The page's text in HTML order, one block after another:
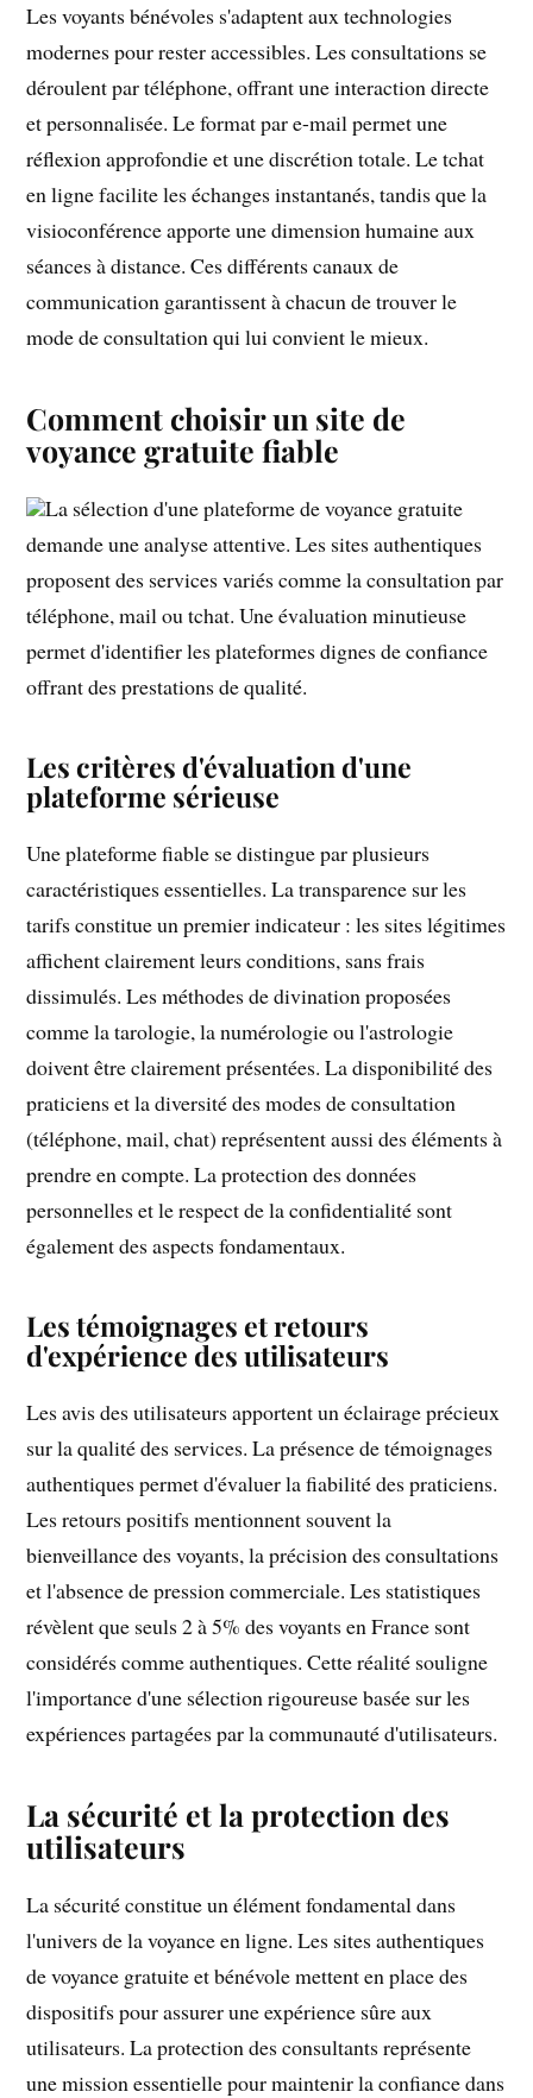
Les voyants bénévoles s'adaptent aux technologies
modernes pour rester accessibles. Les consultations se
déroulent par téléphone, offrant une interaction directe
et personnalisée. Le format par e-mail permet une
réflexion approfondie et une discrétion totale. Le tchat
en ligne facilite les échanges instantanés, tandis que la
visioconférence apporte une dimension humaine aux
séances à distance. Ces différents canaux de
communication garantissent à chacun de trouver le
mode de consultation qui lui convient le mieux.
Comment choisir un site de
voyance gratuite fiable
La sélection d'une plateforme de voyance gratuite
demande une analyse attentive. Les sites authentiques
proposent des services variés comme la consultation par
téléphone, mail ou tchat. Une évaluation minutieuse
permet d'identifier les plateformes dignes de confiance
offrant des prestations de qualité.
Les critères d'évaluation d'une
plateforme sérieuse
Une plateforme fiable se distingue par plusieurs
caractéristiques essentielles. La transparence sur les
tarifs constitue un premier indicateur : les sites légitimes
affichent clairement leurs conditions, sans frais
dissimulés. Les méthodes de divination proposées
comme la tarologie, la numérologie ou l'astrologie
doivent être clairement présentées. La disponibilité des
praticiens et la diversité des modes de consultation
(téléphone, mail, chat) représentent aussi des éléments à
prendre en compte. La protection des données
personnelles et le respect de la confidentialité sont
également des aspects fondamentaux.
Les témoignages et retours
d'expérience des utilisateurs
Les avis des utilisateurs apportent un éclairage précieux
sur la qualité des services. La présence de témoignages
authentiques permet d'évaluer la fiabilité des praticiens.
Les retours positifs mentionnent souvent la
bienveillance des voyants, la précision des consultations
et l'absence de pression commerciale. Les statistiques
révèlent que seuls 2 à 5% des voyants en France sont
considérés comme authentiques. Cette réalité souligne
l'importance d'une sélection rigoureuse basée sur les
expériences partagées par la communauté d'utilisateurs.
La sécurité et la protection des
utilisateurs
La sécurité constitue un élément fondamental dans
l'univers de la voyance en ligne. Les sites authentiques
de voyance gratuite et bénévole mettent en place des
dispositifs pour assurer une expérience sûre aux
utilisateurs. La protection des consultants représente
une mission essentielle pour maintenir la confiance dans